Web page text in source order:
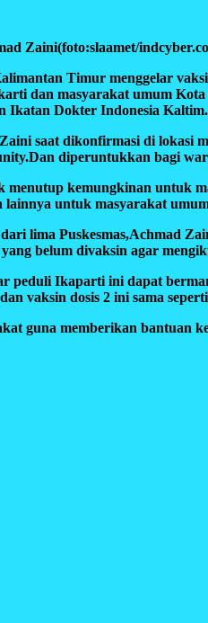
Zaini(foto:slaamet/
Timur menggelar
dan masyarakat umum
Ikatan Dokter Indonesia Kaltim.
saat dikonfirmasi di lokasi
diperuntukkan bagi
kemungkinan untuk
untuk masyarakat
lima
belum divaksin agar
Ikaparti ini dapat
vaksin dosis 2 ini sama
guna memberikan bantuan